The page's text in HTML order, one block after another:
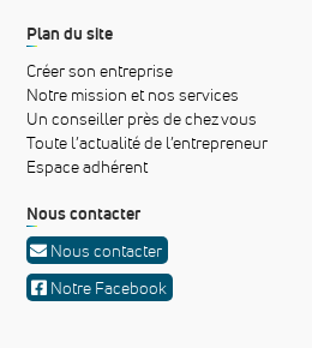
Plan du site
Créer son entreprise
Notre mission et nos services
Un conseiller près de chez vous
Toute l’actualité de l’entrepreneur
Espace adhérent
Nous contacter
Nous contacter
Notre Facebook